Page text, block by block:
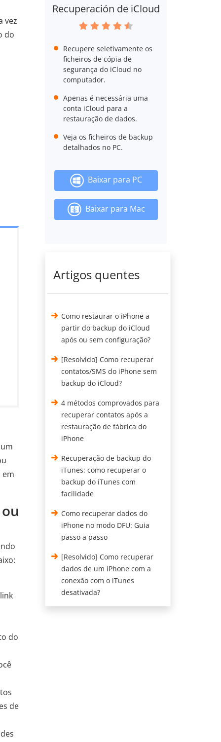
vez
do
em
do
de
Recuperación de iCloud
Recupere seletivamente os
ficheiros de cópia de
segurança do iCloud no
computador.
Apenas é necessária uma
conta iCloud para a
restauração de dados.
Veja os ficheiros de backup
detalhados no PC.
Baixar para PC
Baixar para Mac
Artigos quentes
Como restaurar o iPhone a
partir do backup do iCloud
após ou sem configuração?
[Resolvido] Como recuperar
contatos/SMS do iPhone sem
backup do iCloud?
4 métodos comprovados para
recuperar contatos após a
restauração de fábrica do
iPhone
Recuperação de backup do
iTunes: como recuperar o
backup do iTunes com
facilidade
Como recuperar dados do
iPhone no modo DFU: Guia
passo a passo
[Resolvido] Como recuperar
dados de um iPhone com a
conexão com o iTunes
desativada?